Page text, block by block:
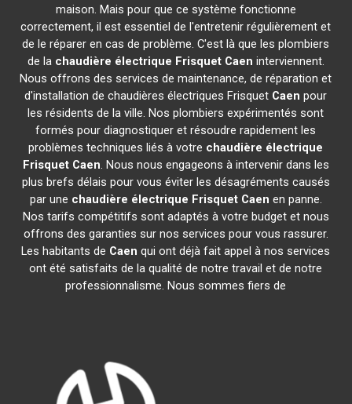
maison. Mais pour que ce système fonctionne
correctement, il est essentiel de l'entretenir régulièrement et
de le réparer en cas de problème. C'est là que les plombiers
de la chaudière électrique Frisquet Caen interviennent.
Nous offrons des services de maintenance, de réparation et
d'installation de chaudières électriques Frisquet Caen pour
les résidents de la ville. Nos plombiers expérimentés sont
formés pour diagnostiquer et résoudre rapidement les
problèmes techniques liés à votre chaudière électrique
Frisquet Caen. Nous nous engageons à intervenir dans les
plus brefs délais pour vous éviter les désagréments causés
par une chaudière électrique Frisquet Caen en panne.
Nos tarifs compétitifs sont adaptés à votre budget et nous
offrons des garanties sur nos services pour vous rassurer.
Les habitants de Caen qui ont déjà fait appel à nos services
ont été satisfaits de la qualité de notre travail et de notre
professionnalisme. Nous sommes fiers de